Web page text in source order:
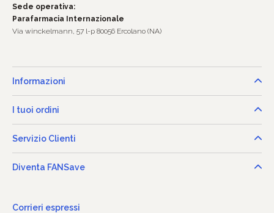
Sede operativa:
Parafarmacia Internazionale
Via winckelmann, 57 l-p 80056 Ercolano (NA)
Informazioni
I tuoi ordini
Servizio Clienti
Diventa FANSave
Corrieri espressi